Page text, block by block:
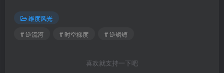
维度风光
# 逆流河
# 时空梯度 # 逆鳞鳟
喜欢就支持一下吧